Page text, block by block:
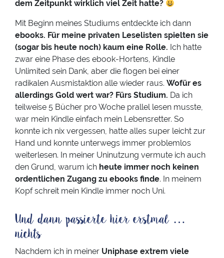
dem Zeitpunkt wirklich viel Zeit hatte?
Mit Beginn meines Studiums entdeckte ich dann
ebooks. Für meine privaten Leselisten spielten sie
(sogar bis heute noch) kaum eine Rolle. Ich hatte
zwar eine Phase des ebook-Hortens, Kindle
Unlimited sein Dank, aber die flogen bei einer
radikalen Ausmistaktion alle wieder raus. Wofür es
allerdings Gold wert war? Fürs Studium. Da ich
teilweise 5 Bücher pro Woche prallel lesen musste,
war mein Kindle einfach mein Lebensretter. So
konnte ich nix vergessen, hatte alles super leicht zur
Hand und konnte unterwegs immer problemlos
weiterlesen. In meiner Uninutzung vermute ich auch
den Grund, warum ich heute immer noch keinen
ordentlichen Zugang zu ebooks finde. In meinem
Kopf schreit mein Kindle immer noch Uni.
Und dann passierte hier erstmal …
nichts
Nachdem ich in meiner Uniphase extrem viele